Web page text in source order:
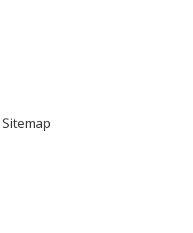
Sitemap